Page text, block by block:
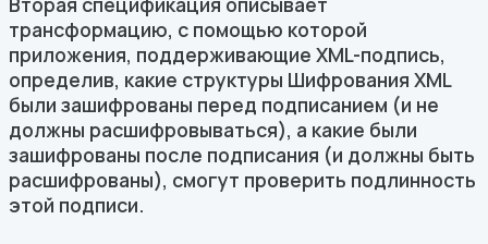
трансформацию, с помощью которой
приложения, поддерживающие XML-подпись,
определив, какие структуры Шифрования XML
были зашифрованы перед подписанием (и не
должны расшифровываться), а какие были
зашифрованы после подписания (и должны быть
расшифрованы), смогут проверить подлинность
этой подписи.